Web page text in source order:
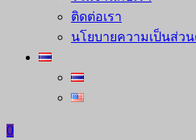
ติดต่อเรา
นโยบายความเป็นส่วน
0